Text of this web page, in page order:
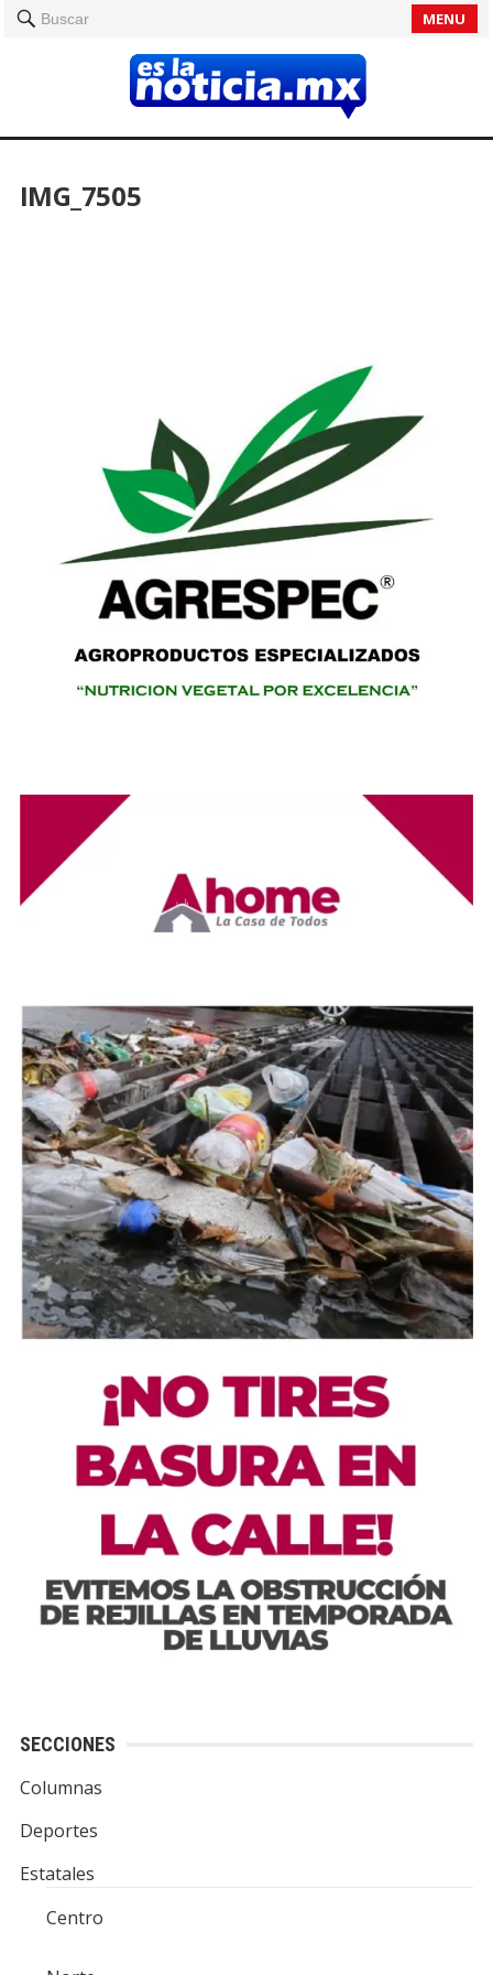
Buscar MENU
IMG_7505
SECCIONES
Columnas
Deportes
Estatales
Centro